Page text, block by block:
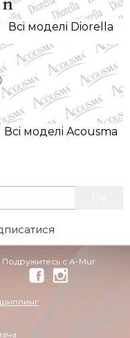
Всi моделi Diorella
Всi моделi Acousma
Подружитесь с A-Mur